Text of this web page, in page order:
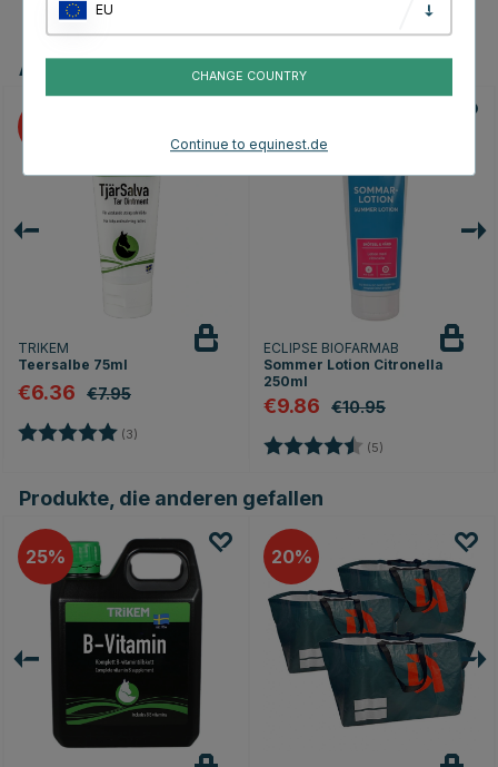
Andere Produkte, die Ihnen gefallen könnten
TRIKEM
Teersalbe 75ml
€6.36 €7.95
Bewertung: (3)
ECLIPSE BIOFARMAB
Sommer Lotion Citronella
250ml
€9.86 €10.95
Bewertung: (5)
Produkte, die anderen gefallen
25 20
EU
CHANGE COUNTRY
Continue to equinest.de